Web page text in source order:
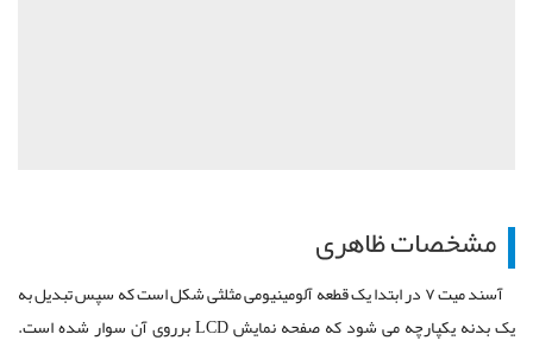
مشخصات ظاهری
آسند میت ۷ در ابتدا یک قطعه آلومینیومی مثلثی شکل است که سپس تبدیل به
یک بدنه یکپارچه می شود که صفحه نمایش LCD برروی آن سوار شده است.